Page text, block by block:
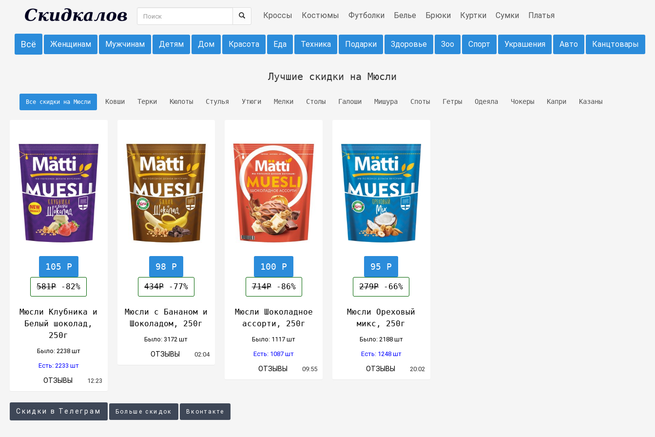
Кроссы Костюмы Футболки Белье Брюки Куртки Сумки Платья
Всё Женщинам Мужчинам Детям Дом Красота Еда Техника Подарки Здоровье Зоо Спорт Украшения Авто Канцтовары
Лучшие скидки на Мюсли
Все скидки на Мюсли Ковши Терки Кюлоты Стулья Утюги Мелки Столы Галоши Мишура Споты Гетры Одеяла Чокеры Капри Казаны
105 Р
581Р-82%
Мюсли Клубника и
Белый шоколад,
250г
Было: 2238 шт
Есть: 2233 шт
ОТЗЫВЫ 12:23
98 Р
434Р-77%
Мюсли с Бананом и
Шоколадом, 250г
Было: 3172 шт
ОТЗЫВЫ 02:04
100 Р
714Р-86%
Мюсли Шоколадное
ассорти, 250г
Было: 1117 шт
Есть: 1087 шт
ОТЗЫВЫ 09:55
95 Р
279Р-66%
Мюсли Ореховый
микс, 250г
Было: 2188 шт
Есть: 1248 шт
ОТЗЫВЫ 20:02
Скидки в Телеграм Больше скидок Вконтакте